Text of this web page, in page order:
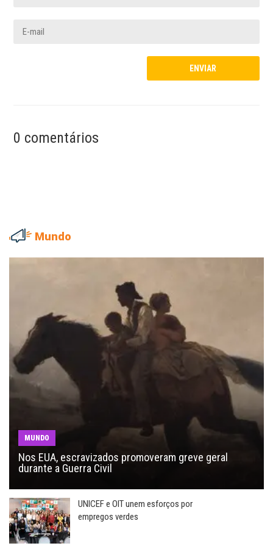
0 comentários
Mundo
MUNDO
Nos EUA, escravizados promoveram greve geral
durante a Guerra Civil
UNICEF e OIT unem esforços por
empregos verdes